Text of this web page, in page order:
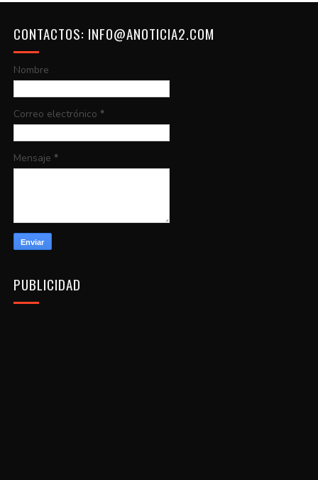
CONTACTOS: INFO@ANOTICIA2.COM
Nombre
Correo electrónico *
Mensaje *
PUBLICIDAD